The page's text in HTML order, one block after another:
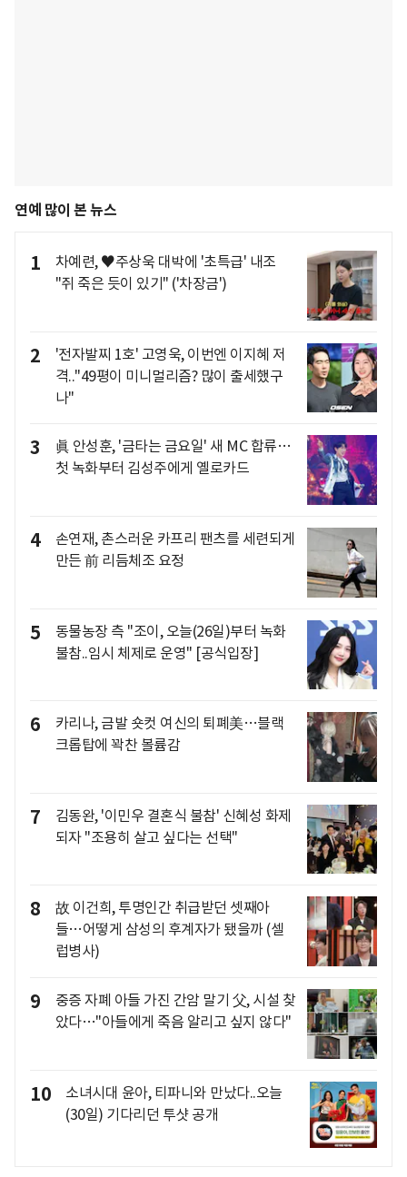
연예 많이 본 뉴스
1
차예련, ♥주상욱 대박에 '초특급' 내조
"쥐 죽은 듯이 있기" ('차장금')
2
'전자발찌 1호' 고영욱, 이번엔 이지혜 저
격.."49평이 미니멀리즘? 많이 출세했구
나"
3
眞 안성훈, '금타는 금요일' 새 MC 합류…
첫 녹화부터 김성주에게 옐로카드
4
손연재, 촌스러운 카프리 팬츠를 세련되게
만든 前 리듬체조 요정
5
동물농장 측 "조이, 오늘(26일)부터 녹화
불참..임시 체제로 운영" [공식입장]
6
카리나, 금발 숏컷 여신의 퇴폐美…블랙
크롭탑에 꽉찬 볼륨감
7
김동완, '이민우 결혼식 불참' 신혜성 화제
되자 "조용히 살고 싶다는 선택"
8
故 이건희, 투명인간 취급받던 셋째아
들…어떻게 삼성의 후계자가 됐을까 (셀
럽병사)
9
중증 자폐 아들 가진 간암 말기 父, 시설 찾
았다…"아들에게 죽음 알리고 싶지 않다"
10
소녀시대 윤아, 티파니와 만났다..오늘
(30일) 기다리던 투샷 공개